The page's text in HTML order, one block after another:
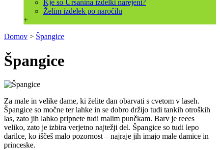
Kje so Ursanina izdelki narejeni?
Želim izdelek po naročilu
+
Domov > Špangice
Špangice
Za male in velike dame, ki želite dan obarvati s cvetom v laseh.
Špangice so močne ter lahke in se dobro držijo tudi tankih otroških
las, zato jih lahko pripnete tudi malim punčkam. Barv je reees
veliko, zato je izbira verjetno najtežji del. Špangice so tudi lepo
darilce, ko iščeš malo pozornost – najraje jih imajo male damice in
princeske.